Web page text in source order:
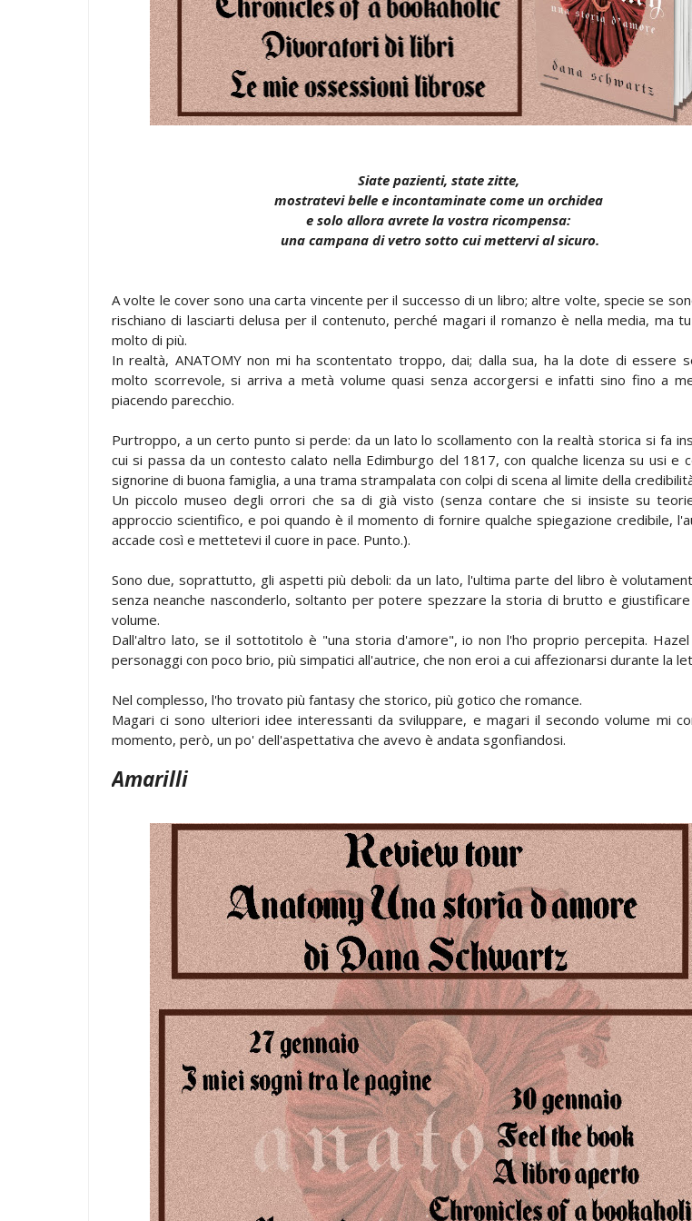
Siate pazienti, state zitte,
mostratevi belle e incontaminate come un orchidea
e solo allora avrete la vostra ricompensa:
una campana di vetro sotto cui mettervi al sicuro.
A volte le cover sono una carta vincente per il successo di un libro; altre volte, specie se
rischiano di lasciarti delusa per il contenuto, perché magari il romanzo è nella media, ma
molto di più.
In realtà, ANATOMY non mi ha scontentato troppo, dai; dalla sua, ha la dote di essere
molto scorrevole, si arriva a metà volume quasi senza accorgersi e infatti sino fino a
piacendo parecchio.
Purtroppo, a un certo punto si perde: da un lato lo scollamento con la realtà storica si fa
cui si passa da un contesto calato nella Edimburgo del 1817, con qualche licenza su usi e
signorine di buona famiglia, a una trama strampalata con colpi di scena al limite della
Un piccolo museo degli orrori che sa di già visto (senza contare che si insiste su
approccio scientifico, e poi quando è il momento di fornire qualche spiegazione credibile,
accade così e mettetevi il cuore in pace. Punto.).
Sono due, soprattutto, gli aspetti più deboli: da un lato, l'ultima parte del libro è
senza neanche nasconderlo, soltanto per potere spezzare la storia di brutto e
volume.
Dall'altro lato, se il sottotitolo è "una storia d'amore", io non l'ho proprio percepita. Hazel
personaggi con poco brio, più simpatici all'autrice, che non eroi a cui affezionarsi durante la
Nel complesso, l'ho trovato più fantasy che storico, più gotico che romance.
Magari ci sono ulteriori idee interessanti da sviluppare, e magari il secondo volume mi
momento, però, un po' dell'aspettativa che avevo è andata sgonfiandosi.
Amarilli